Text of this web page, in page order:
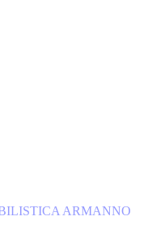
ARMANNO